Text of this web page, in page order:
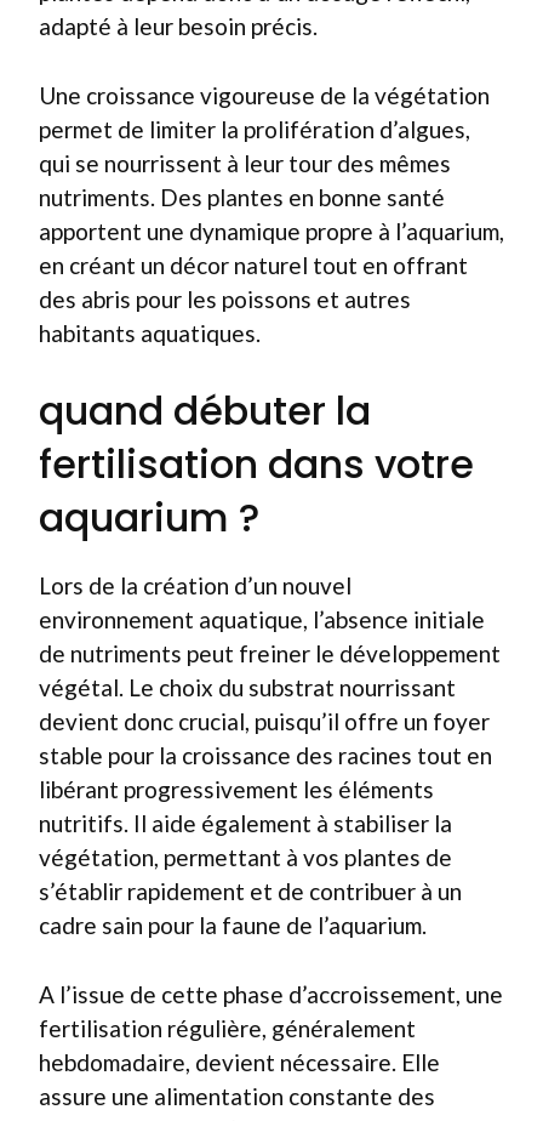
adapté à leur besoin précis.
Une croissance vigoureuse de la végétation
permet de limiter la prolifération d’algues,
qui se nourrissent à leur tour des mêmes
nutriments. Des plantes en bonne santé
apportent une dynamique propre à l’aquarium,
en créant un décor naturel tout en offrant
des abris pour les poissons et autres
habitants aquatiques.
quand débuter la
fertilisation dans votre
aquarium ?
Lors de la création d’un nouvel
environnement aquatique, l’absence initiale
de nutriments peut freiner le développement
végétal. Le choix du substrat nourrissant
devient donc crucial, puisqu’il offre un foyer
stable pour la croissance des racines tout en
libérant progressivement les éléments
nutritifs. Il aide également à stabiliser la
végétation, permettant à vos plantes de
s’établir rapidement et de contribuer à un
cadre sain pour la faune de l’aquarium.
A l’issue de cette phase d’accroissement, une
fertilisation régulière, généralement
hebdomadaire, devient nécessaire. Elle
assure une alimentation constante des